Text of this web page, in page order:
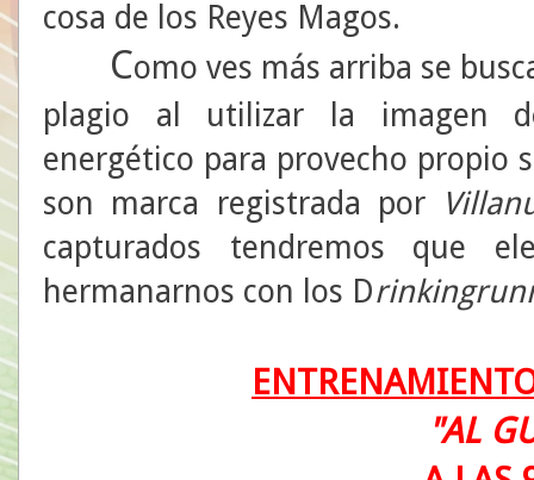
cosa de los Reyes Magos.
Como ves más arriba se
plagio al utilizar la imagen
energético para provecho propio
son marca registrada por
capturados tendremos que
hermanarnos con los D
"AL